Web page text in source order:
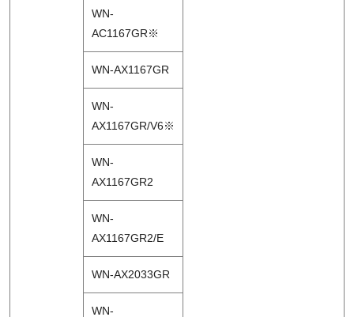
WN-
AC1167GR※
WN-AX1167GR
WN-
AX1167GR/V6※
WN-
AX1167GR2
WN-
AX1167GR2/E
WN-AX2033GR
WN-